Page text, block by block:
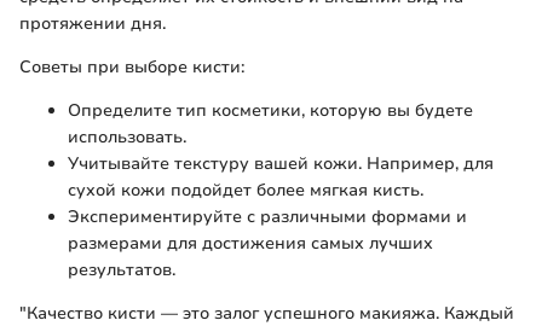
протяжении дня.
Советы при выборе кисти:
Определите тип косметики, которую вы будете
использовать.
Учитывайте текстуру вашей кожи. Например, для
сухой кожи подойдет более мягкая кисть.
Экспериментируйте с различными формами и
размерами для достижения самых лучших
результатов.
"Качество кисти — это залог успешного макияжа. Каждый